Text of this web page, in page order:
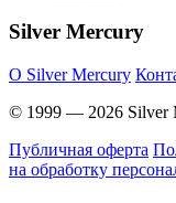
Silver Mercury
O Silver Mercury
© 1999 — 2026 Silver
Публичная оферта
на обработку